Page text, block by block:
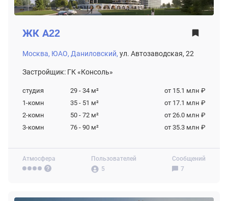
Атмосфера
Пользователей
5
Сообщений
7
ЖК А22
Москва, ЮАО, Даниловский, ул. Автозаводская, 22
Застройщик: ГК «Консоль»
студия 29 - 34 м²
от 15.1 млн ₽
1-комн
35 - 51 м²
от 17.1 млн ₽
2-комн
50 - 72 м²
от 26.0 млн ₽
3-комн
76 - 90 м² от 35.3 млн ₽